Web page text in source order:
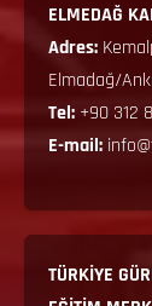
ELMEDAĞ
Adres:
Elmadağ/
Tel: +90 312
E-mail:
TÜRKİYE